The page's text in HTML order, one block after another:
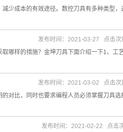
少成本的有效途径。数控刀具有多种类型，
哪样的措施？金坤刀具下面介绍一下1、工
发布时间：2021-03-27 点击次
对比，同时也要求编程人员必须掌握刀具选
发布时间：2021-03-02 点击次
发布时间：2021-02-22 点击